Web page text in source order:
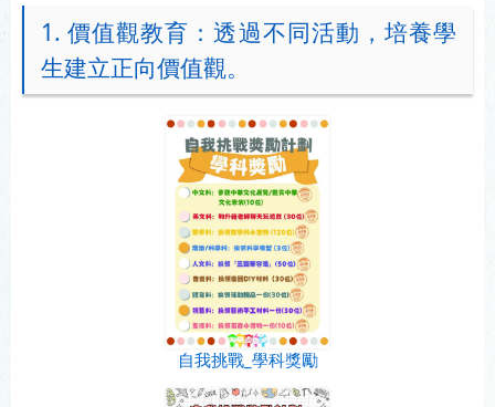
1. 價值觀教育：透過不同活動，培養學
生建立正向價值觀。
自我挑戰_學科獎勵